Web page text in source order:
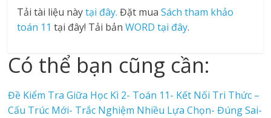
Tải tài liệu nàytại đây.Đặt muaSách tham khảo
toán 11 tại đây! Tải bảnWORD tại đây.
Có thể bạn cũng cần:
Đề Kiểm Tra Giữa Học Kì 2- Toán 11- Kết Nối Tri Thức –
Cấu Trúc Mới- Trắc Nghiệm Nhiều Lựa Chọn- Đúng Sai-